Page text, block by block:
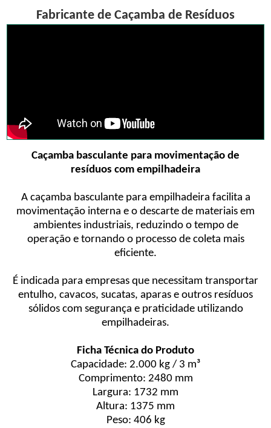
Fabricante de Caçamba de Resíduos
Caçamba basculante para movimentação de
resíduos com empilhadeira
A caçamba basculante para empilhadeira facilita a
movimentação interna e o descarte de materiais em
ambientes industriais, reduzindo o tempo de
operação e tornando o processo de coleta mais
eficiente.
É indicada para empresas que necessitam transportar
entulho, cavacos, sucatas, aparas e outros resíduos
sólidos com segurança e praticidade utilizando
empilhadeiras.
Ficha Técnica do Produto
Capacidade: 2.000 kg / 3 m³
Comprimento: 2480 mm
Largura: 1732 mm
Altura: 1375 mm
Peso: 406 kg